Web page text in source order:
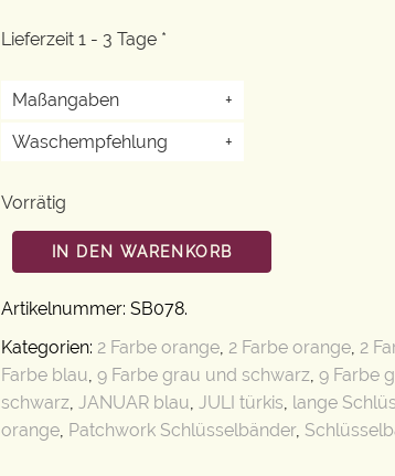
Lieferzeit 1 - 3 Tage *
Maßangaben
+
Waschempfehlung
+
Vorrätig
IN DEN WARENKORB
Artikelnummer: SB078.
Kategorien: 2 Farbe orange 2 Farbe orange 2
Farbe blau 9 Farbe grau und schwarz 9 Farbe
schwarz JANUAR blau JULI türkis lange
orange Patchwork Schlüsselbänder,